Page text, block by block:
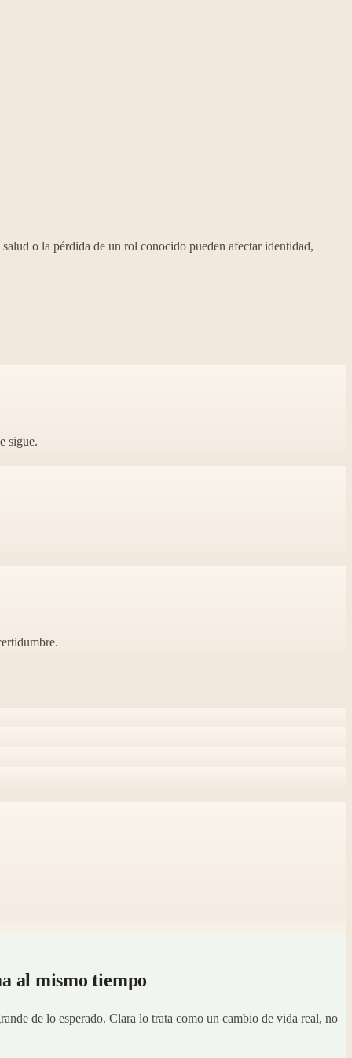
o la pérdida de un rol conocido pueden afectar identidad,
sigue.
al mismo tiempo
de lo esperado. Clara lo trata como un cambio de vida real, no